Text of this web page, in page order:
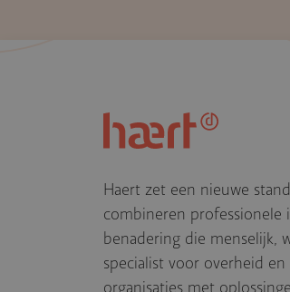
Haert zet een nieuwe
combineren professionele
benadering die menselijk,
specialist voor overheid
organisaties met